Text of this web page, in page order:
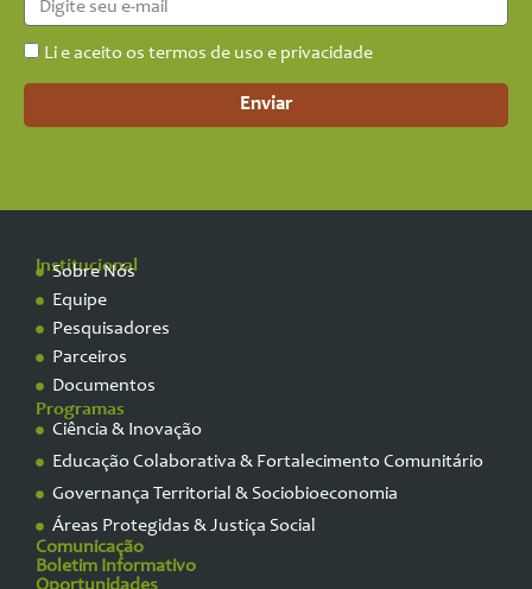
Li e aceito os termos de uso e privacidade
Enviar
Institucional
Sobre Nós
Equipe
Pesquisadores
Parceiros
Documentos
Programas
Ciência & Inovação
Educação Colaborativa & Fortalecimento Comunitário
Governança Territorial & Sociobioeconomia
Áreas Protegidas & Justiça Social
Comunicação
Boletim Informativo